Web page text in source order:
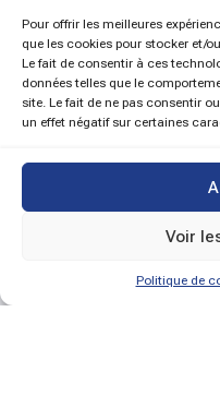
Pour offrir les meilleures
que les cookies pour stocker et/
Le fait de consentir à ces
données telles que le
site. Le fait de ne pas consentir
un effet négatif sur certaines
Voir
Politique de